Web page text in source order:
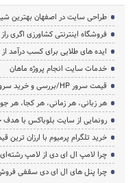
طراحی سایت در اصفهان بهترین
فروشگاه اینترنتی کشاورزی اگری راز
ایده های طلایی برای کسب درآمد از
خدمات سایت انجام پروژه ماهان
قیمت سرور HP/بررسی و خرید سرور اچ پی
هر زبانی، هر زمانی، هر کجا، هر
رونمایی از سایت بلوباکس با
خرید تلگرام پرمیوم با ارزان ترین
چرا لامپ ال ای دی از لامپ
چرا پنل های ال ای دی سقفی